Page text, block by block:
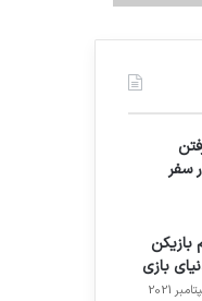
سفر
بازیکن
بازی